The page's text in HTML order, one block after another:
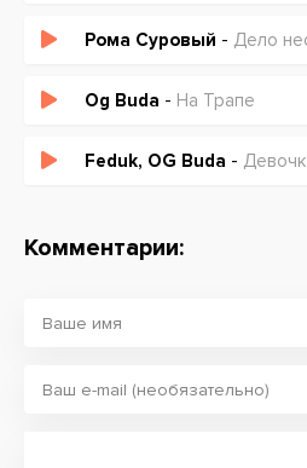
Рома Суровый - Дело
Og Buda - На Трапе
Feduk, OG Buda -
Комментарии: